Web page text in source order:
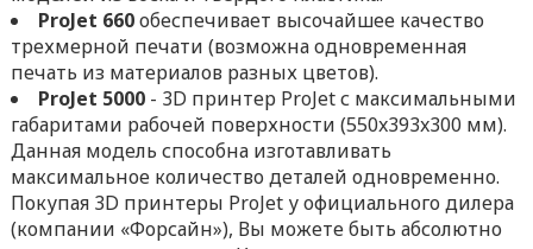
ProJet 660обеспечивает высочайшее качество
трехмерной печати (возможна одновременная
печать из материалов разных цветов).
ProJet 5000- 3D принтер ProJet с максимальными
габаритами рабочей поверхности (550x393x300 мм).
Данная модель способна изготавливать
максимальное количество деталей одновременно.
Покупая 3D принтеры ProJet у официального дилера
(компании «Форсайн»), Вы можете быть абсолютно